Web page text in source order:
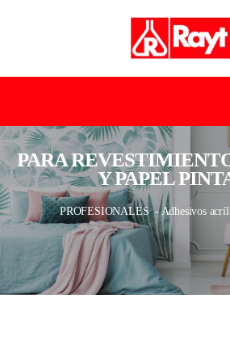
PARA
Y PAPEL
PROFESIONALES- Adhesivos